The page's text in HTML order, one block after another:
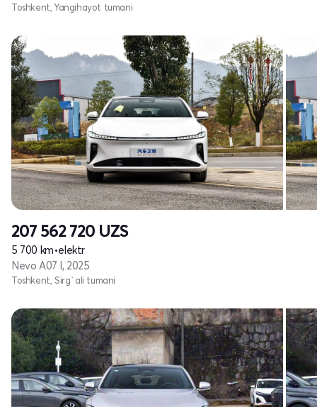
Toshkent, Yangihayot tumani
207 562 720 UZS
5 700 km•elektr
Nevo A07 I, 2025
Toshkent, Sirg`ali tumani